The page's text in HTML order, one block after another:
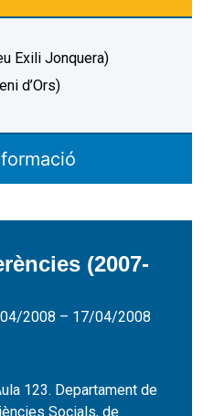
Exili Jonquera)
d’Ors)
(2007-
2008 – 17/04/2008
123. Departament de
Socials, de